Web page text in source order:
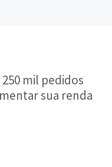
mil pedidos
sua renda